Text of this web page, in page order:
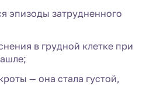
эпизоды затрудненного
в грудной клетке при
— она стала густой,